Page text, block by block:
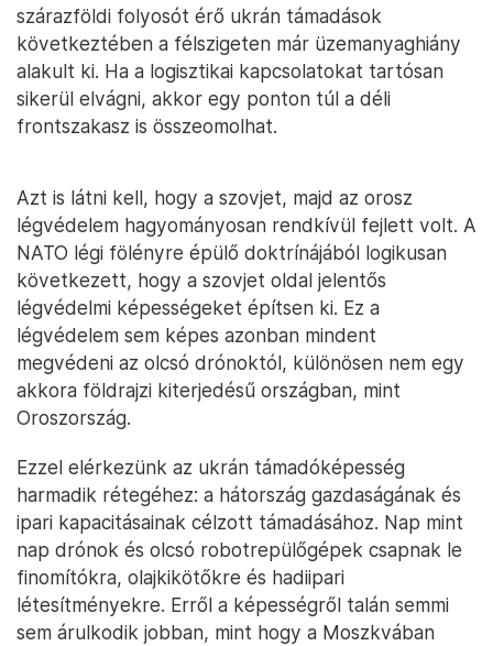
szárazföldi folyosót érő ukrán támadások
következtében a félszigeten már üzemanyaghiány
alakult ki. Ha a logisztikai kapcsolatokat tartósan
sikerül elvágni, akkor egy ponton túl a déli
frontszakasz is összeomolhat.
Azt is látni kell, hogy a szovjet, majd az orosz
légvédelem hagyományosan rendkívül fejlett volt. A
NATO légi fölényre épülő doktrínájából logikusan
következett, hogy a szovjet oldal jelentős
légvédelmi képességeket építsen ki. Ez a
légvédelem sem képes azonban mindent
megvédeni az olcsó drónoktól, különösen nem egy
akkora földrajzi kiterjedésű országban, mint
Oroszország.
Ezzel elérkezünk az ukrán támadóképesség
harmadik rétegéhez: a hátország gazdaságának és
ipari kapacitásainak célzott támadásához. Nap mint
nap drónok és olcsó robotrepülőgépek csapnak le
finomítókra, olajkikötőkre és hadiipari
létesítményekre. Erről a képességről talán semmi
sem árulkodik jobban, mint hogy a Moszkvában